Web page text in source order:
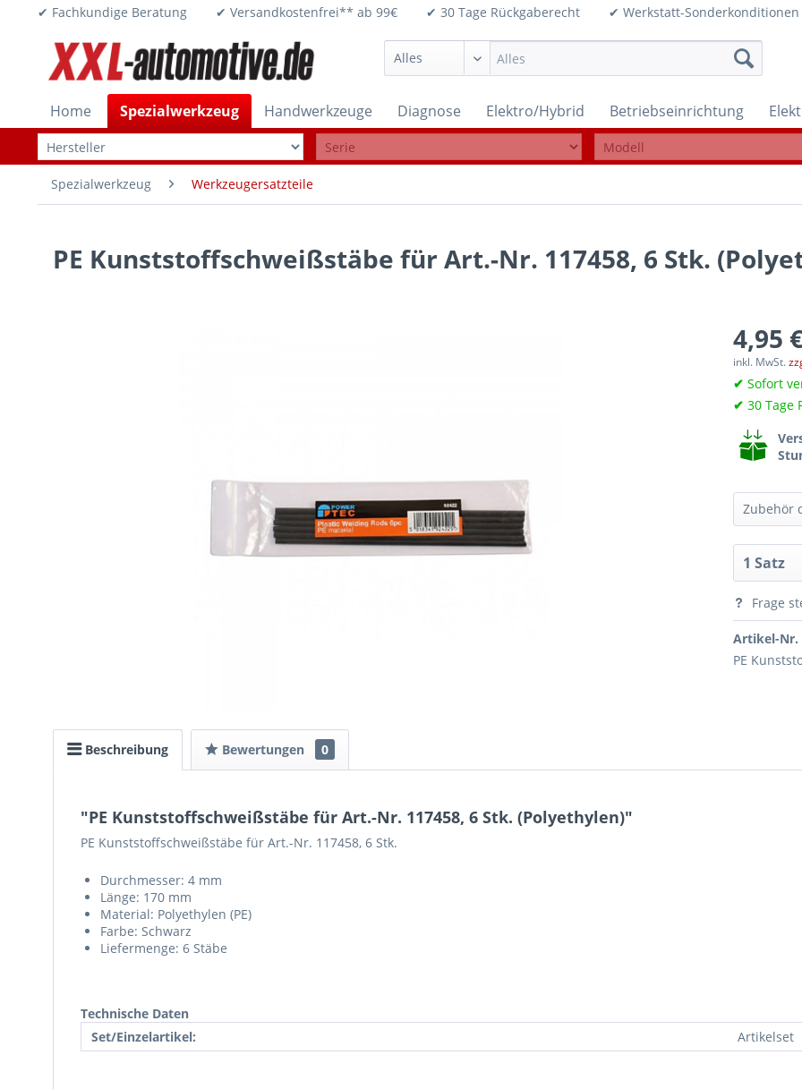
✔ Fachkundige Beratung ✔ Versandkostenfrei** ab 99€ ✔ 30 Tage Rückgaberecht ✔ Werkstatt-
Home Spezialwerkzeug Handwerkzeuge Diagnose Elektro/Hybrid Betriebseinrichtung
Spezialwerkzeug Werkzeugersatzteile
PE Kunststoffschweißstäbe für Art.-Nr. 117458, 6 Stk.
4,95
inkl. MwSt.
✔ Sofort
✔ 30 Tage
Zubehör
Frage
Artikel-Nr.
PE
Beschreibung Bewertungen 0
"PE Kunststoffschweißstäbe für Art.-Nr. 117458, 6 Stk. (Polyethylen)"
PE Kunststoffschweißstäbe für Art.-Nr. 117458, 6 Stk.
Durchmesser: 4 mm
Länge: 170 mm
Material: Polyethylen (PE)
Farbe: Schwarz
Liefermenge: 6 Stäbe
Technische Daten
Set/Einzelartikel:
Artikelset